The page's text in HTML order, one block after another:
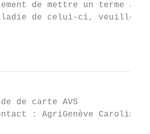
de mettre un terme
de celui-ci, veuillez
de carte AVS
: AgriGenève